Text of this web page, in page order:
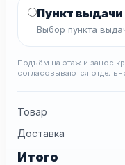
Пункт
Выбор пункта
Подъём на этаж и занос
согласовываются
Товар
Доставка
Итого